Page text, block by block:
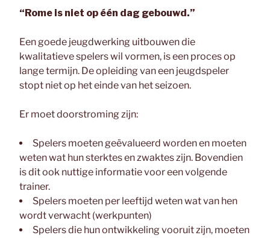
“Rome is niet op één dag gebouwd.”
Een goede jeugdwerking uitbouwen die
kwalitatieve spelers wil vormen, is een proces op
lange termijn. De opleiding van een jeugdspeler
stopt niet op het einde van het seizoen.
Er moet doorstroming zijn:
Spelers moeten geëvalueerd worden en moeten
weten wat hun sterktes en zwaktes zijn. Bovendien
is dit ook nuttige informatie voor een volgende
trainer.
Spelers moeten per leeftijd weten wat van hen
wordt verwacht (werkpunten)
Spelers die hun ontwikkeling vooruit zijn, moeten